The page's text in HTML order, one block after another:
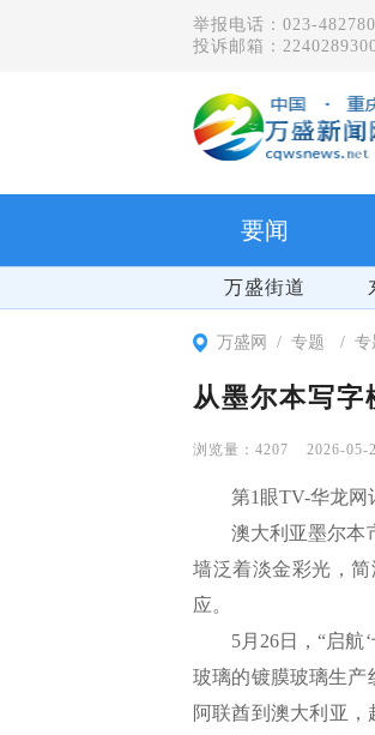
举报电话：023-
投诉邮箱：
要闻
万盛街道
万盛网 专题
从墨尔本写
4207 2026-05-
第1眼TV-华龙
澳大利亚墨尔本
墙泛着淡金彩光，
应。
5月26日，“启航
玻璃的镀膜玻璃生产
阿联酋到澳大利亚